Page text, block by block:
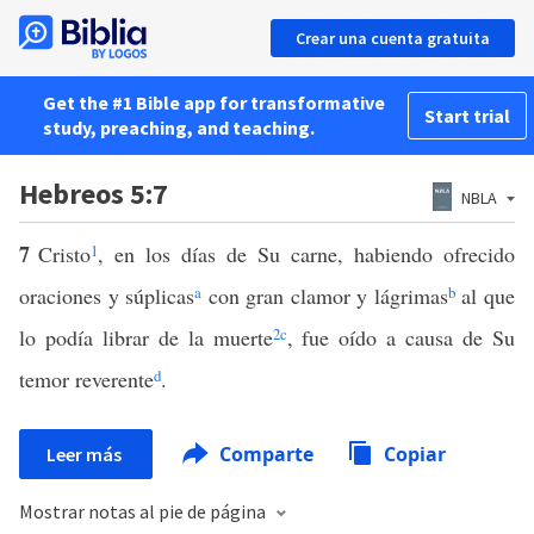
Crear una cuenta gratuita
Get the #1 Bible app for transformative
study, preaching, and teaching.
Start trial
Hebreos 5:7 NBLA
7 Cristo1, en los días de Su carne, habiendo ofrecido
oraciones y súplicasa con gran clamor y lágrimasbal que
lo podía librar de la muerte2c, fue oído a causa de Su
temor reverented.
Leer más Comparte Copiar
Mostrar notas al pie de página